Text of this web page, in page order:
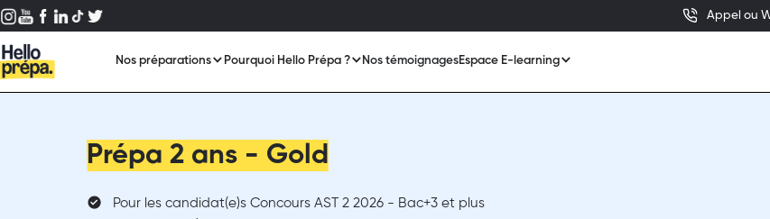
Appel ou
Nos préparations Pourquoi Hello Prépa ? Nos témoignagesEspace E-learning
Prépa 2 ans - Gold
Pour les candidat(e)s Concours AST 2 2026 - Bac+3 et plus